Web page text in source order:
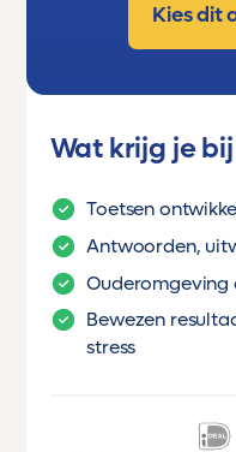
Kies dit
Wat krijg je
Toetsen
Antwoorden,
Ouderomgeving
Bewezen
stress